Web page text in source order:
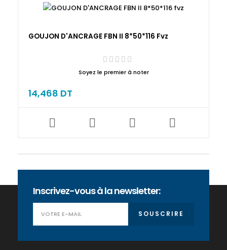
GOUJON D'ANCRAGE FBN II 8*50*116 Fvz
Soyez le premier à noter
14,468 DT
Inscrivez-vous à la newsletter:
SOUSCRIRE